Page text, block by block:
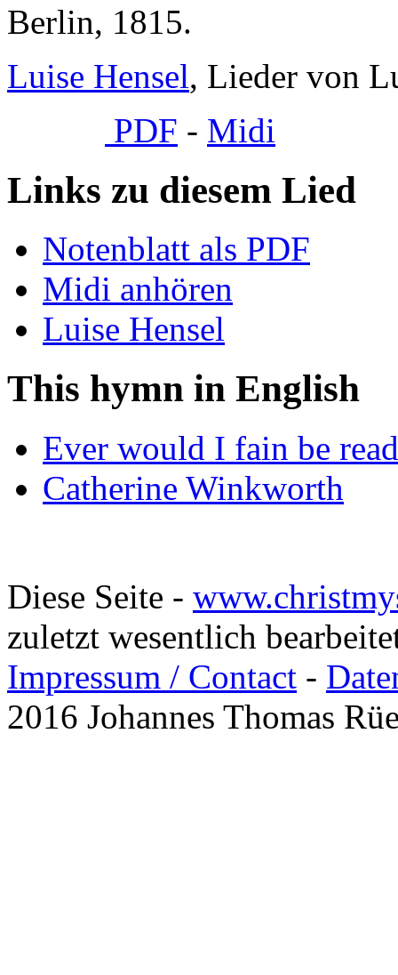
Berlin, 1815.
Luise Hensel, Lieder von
PDF - Midi
Links zu diesem Lied
Notenblatt als PDF
Midi anhören
Luise Hensel
This hymn in English
Ever would I fain be
Catherine Winkworth
Diese Seite -
zuletzt wesentlich
Impressum / Contact -
2016 Johannes Thomas